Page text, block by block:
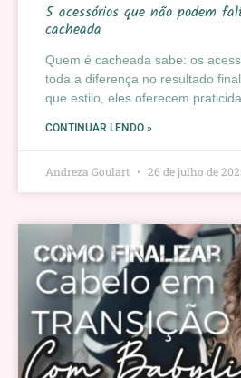
5 acessórios que não podem
cacheada
Quem é cacheada sabe: os
toda a diferença no resultado
que estilo, eles oferecem
CONTINUAR LENDO »
Andreza Goulart 26 de julho de